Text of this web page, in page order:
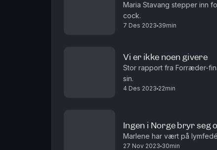
Maria Stavang stepper inn
cock.
7 Des 2023 39min
Vi er ikke noen givere
Stor rapport fra Forræder-
sin.
4 Des 2023 22min
Ingen i Norge bryr seg
Marlene har vært på
27 Nov 2023 30min